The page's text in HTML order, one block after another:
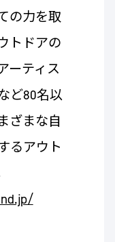
の力を取
トドアの
ーティス
ど80名以
ざまな自
るアウト